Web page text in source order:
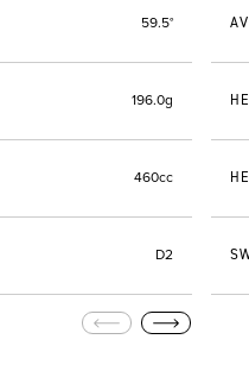
59.5°
196.0g
460cc
D2